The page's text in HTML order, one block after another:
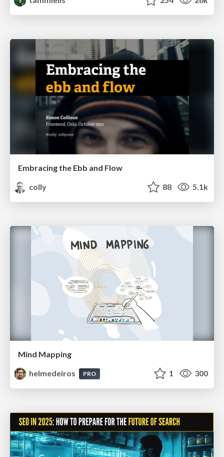
Embracing the Ebb and Flow
colly
88 5.1k
Mind Mapping
helmedeiros
PRO 1 300